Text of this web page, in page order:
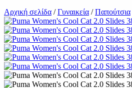
Αρχική σελίδα / Γυναικεία / Παπούτσια